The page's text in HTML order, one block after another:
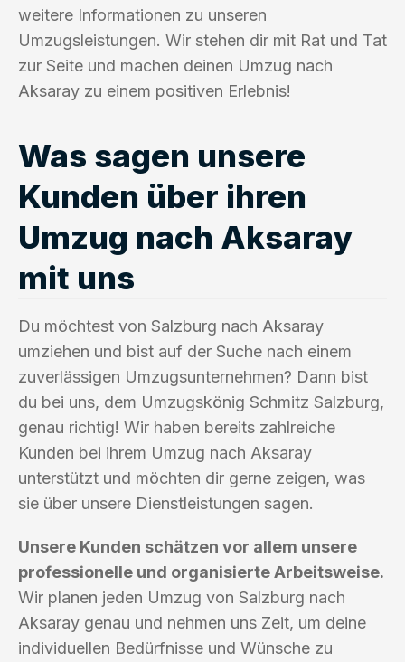
weitere Informationen zu unseren
Umzugsleistungen. Wir stehen dir mit Rat und Tat
zur Seite und machen deinen Umzug nach
Aksaray zu einem positiven Erlebnis!
Was sagen unsere
Kunden über ihren
Umzug nach Aksaray
mit uns
Du möchtest von Salzburg nach Aksaray
umziehen und bist auf der Suche nach einem
zuverlässigen Umzugsunternehmen? Dann bist
du bei uns, dem Umzugskönig Schmitz Salzburg,
genau richtig! Wir haben bereits zahlreiche
Kunden bei ihrem Umzug nach Aksaray
unterstützt und möchten dir gerne zeigen, was
sie über unsere Dienstleistungen sagen.
Unsere Kunden schätzen vor allem unsere
professionelle und organisierte Arbeitsweise.
Wir planen jeden Umzug von Salzburg nach
Aksaray genau und nehmen uns Zeit, um deine
individuellen Bedürfnisse und Wünsche zu